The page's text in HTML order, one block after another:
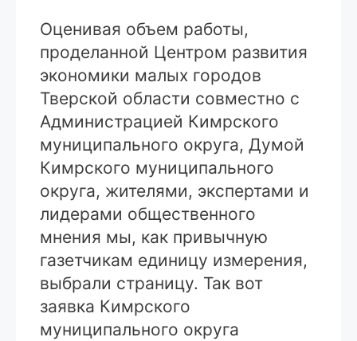
Оценивая объем работы,
проделанной Центром развития
экономики малых городов
Тверской области совместно с
Администрацией Кимрского
муниципального округа, Думой
Кимрского муниципального
округа, жителями, экспертами и
лидерами общественного
мнения мы, как привычную
газетчикам единицу измерения,
выбрали страницу. Так вот
заявка Кимрского
муниципального округа